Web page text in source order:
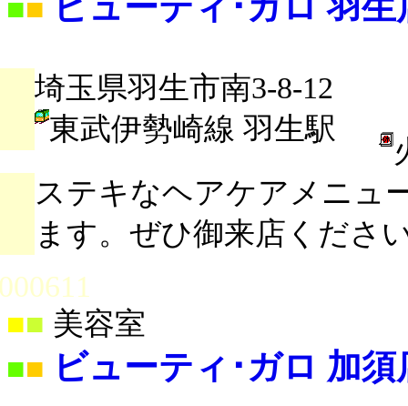
■■ ビューティ･ガロ 羽生
埼玉県羽生市南3-8-12
東武伊勢崎線 羽生駅
ステキなヘアケアメニュ
ます。ぜひ御来店くださ
■ 美容室
■■ ビューティ･ガロ 加須